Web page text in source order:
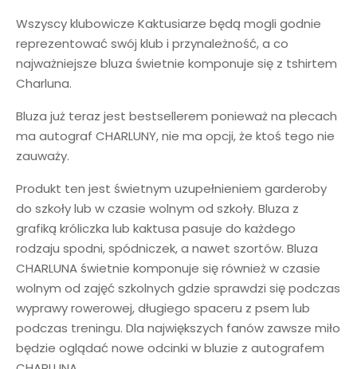
Wszyscy klubowicze Kaktusiarze będą mogli godnie
reprezentować swój klub i przynależność, a co
najważniejsze bluza świetnie komponuje się z tshirtem
Charluna.
Bluza już teraz jest bestsellerem ponieważ na plecach
ma autograf CHARLUNY, nie ma opcji, że ktoś tego nie
zauważy.
Produkt ten jest świetnym uzupełnieniem garderoby
do szkoły lub w czasie wolnym od szkoły. Bluza z
grafiką króliczka lub kaktusa pasuje do każdego
rodzaju spodni, spódniczek, a nawet szortów. Bluza
CHARLUNA świetnie komponuje się również w czasie
wolnym od zajęć szkolnych gdzie sprawdzi się podczas
wyprawy rowerowej, długiego spaceru z psem lub
podczas treningu. Dla największych fanów zawsze miło
będzie oglądać nowe odcinki w bluzie z autografem